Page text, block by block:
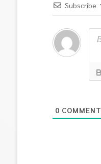
Subscribe
0